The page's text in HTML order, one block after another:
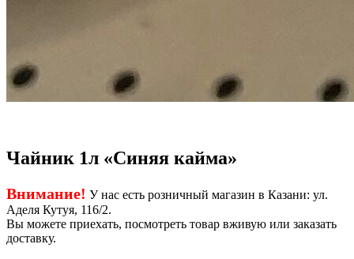
Чайник 1л «Синяя кайма»
Внимание! У нас есть розничный магазин в Казани: ул.
Аделя Кутуя, 116/2.
Вы можете приехать, посмотреть товар вживую или заказать
доставку.